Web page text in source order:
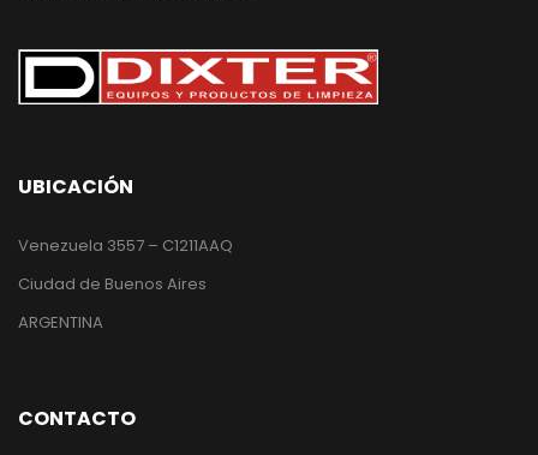
UBICACIÓN
Venezuela 3557 – C1211AAQ
Ciudad de Buenos Aires
ARGENTINA
CONTACTO